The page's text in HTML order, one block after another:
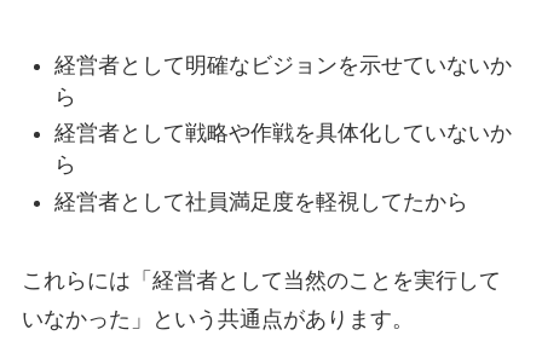
経営者として明確なビジョンを示せていないか
ら
経営者として戦略や作戦を具体化していないか
ら
経営者として社員満足度を軽視してたから
これらには「経営者として当然のことを実行して
いなかった」という共通点があります。